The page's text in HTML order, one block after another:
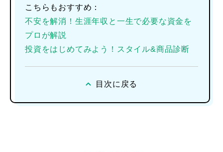
こちらもおすすめ：
不安を解消！生涯年収と一生で必要な資金を
プロが解説
投資をはじめてみよう！スタイル&商品診断
目次に戻る